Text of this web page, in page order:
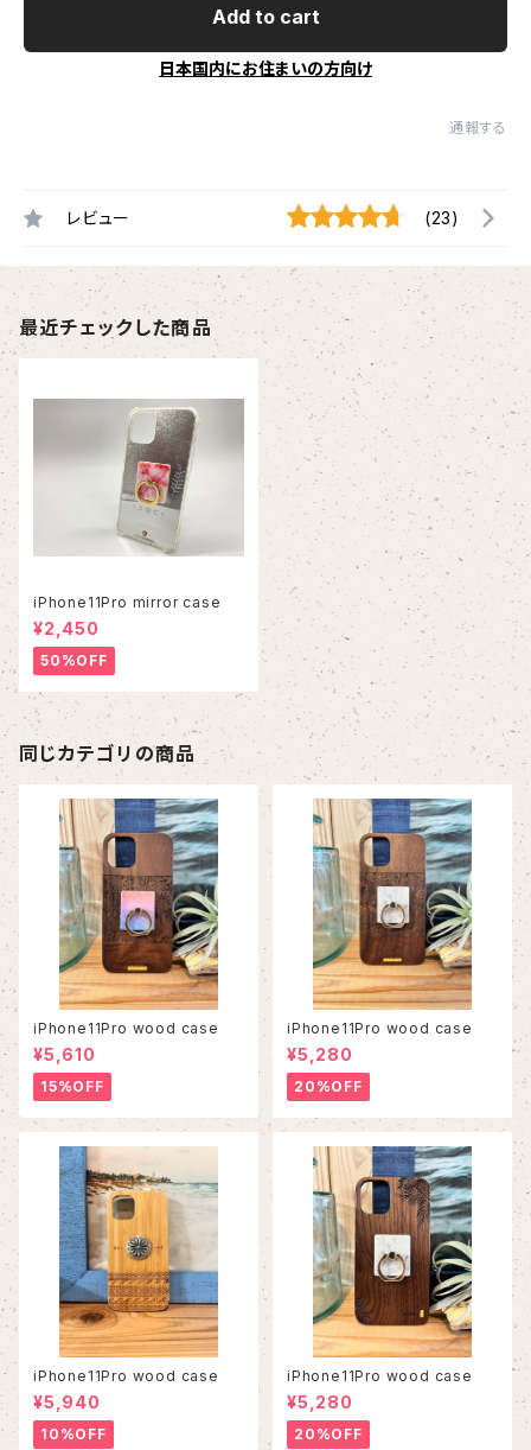
Add to cart
日本国内にお住まいの方向け
通報する
レビュー (23)
最近チェックした商品
iPhone11Pro mirror case
¥2,450
50%OFF
同じカテゴリの商品
iPhone11Pro wood case
¥5,610
15%OFF
iPhone11Pro wood case
¥5,280
20%OFF
iPhone11Pro wood case
¥5,940
10%OFF
iPhone11Pro wood case
¥5,280
20%OFF